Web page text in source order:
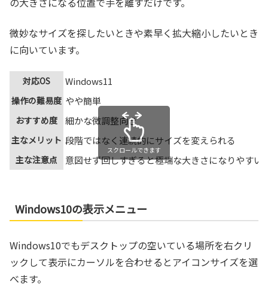
微妙なサイズを探したいときや素早く拡大縮小したいとき
に向いています。
対応OS Windows11
操作の難易度 やや簡単
おすすめ度 細かな微調整向き
主なメリット 段階ではなく連続的にサイズを変えられる
主な注意点 意図せず回しすぎると極端な大きさになりやすい
スクロールできます
Windows10の表示メニュー
Windows10でもデスクトップの空いている場所を右クリ
ックして表示にカーソルを合わせるとアイコンサイズを選
べます。